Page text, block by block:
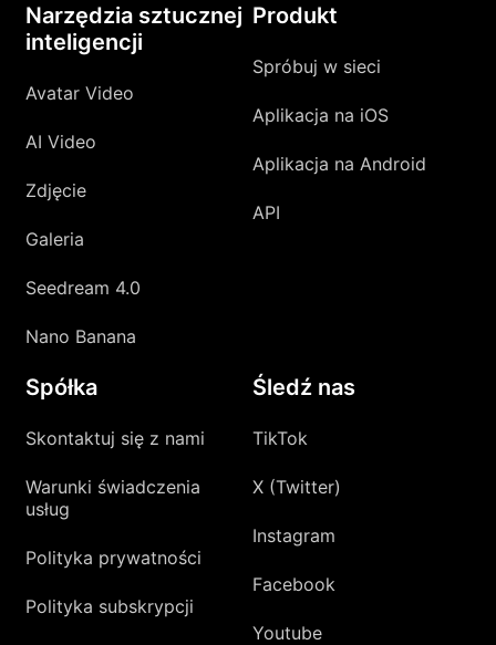
Narzędzia sztucznej
inteligencji
Avatar Video
AI Video
Zdjęcie
Galeria
Seedream 4.0
Nano Banana
Produkt
Spróbuj w sieci
Aplikacja na iOS
Aplikacja na Android
API
Spółka
Skontaktuj się z nami
Warunki świadczenia
usług
Polityka prywatności
Polityka subskrypcji
Śledź nas
TikTok
X (Twitter)
Instagram
Facebook
Youtube